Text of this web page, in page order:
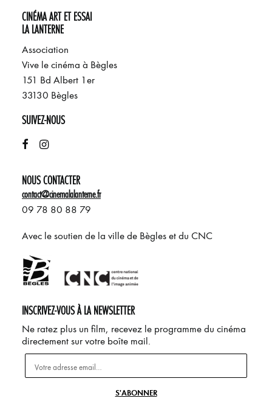
CINÉMA ART ET ESSAI
LA LANTERNE
Association
Vive le cinéma à Bègles
151 Bd Albert 1er
33130 Bègles
SUIVEZ-NOUS
NOUS CONTACTER
contact@cinemalalanterne.fr
09 78 80 88 79
Avec le soutien de la ville de Bègles et du CNC
INSCRIVEZ-VOUS À LA NEWSLETTER
Ne ratez plus un film, recevez le programme du cinéma
directement sur votre boîte mail.